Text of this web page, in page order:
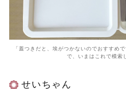
「蓋つきだと、埃がつかないのでおすすめ
で、いまはこれで模索
せいちゃん